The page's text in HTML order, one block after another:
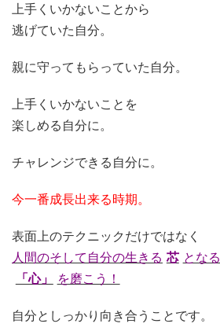
上手くいかないことから
逃げていた自分。
親に守ってもらっていた自分。
上手くいかないことを
楽しめる自分に。
チャレンジできる自分に。
今一番成長出来る時期。
表面上のテクニックだけではなく
人間のそして自分の生きる 芯 となる
「心」
を磨こう！
自分としっかり向き合うことです。